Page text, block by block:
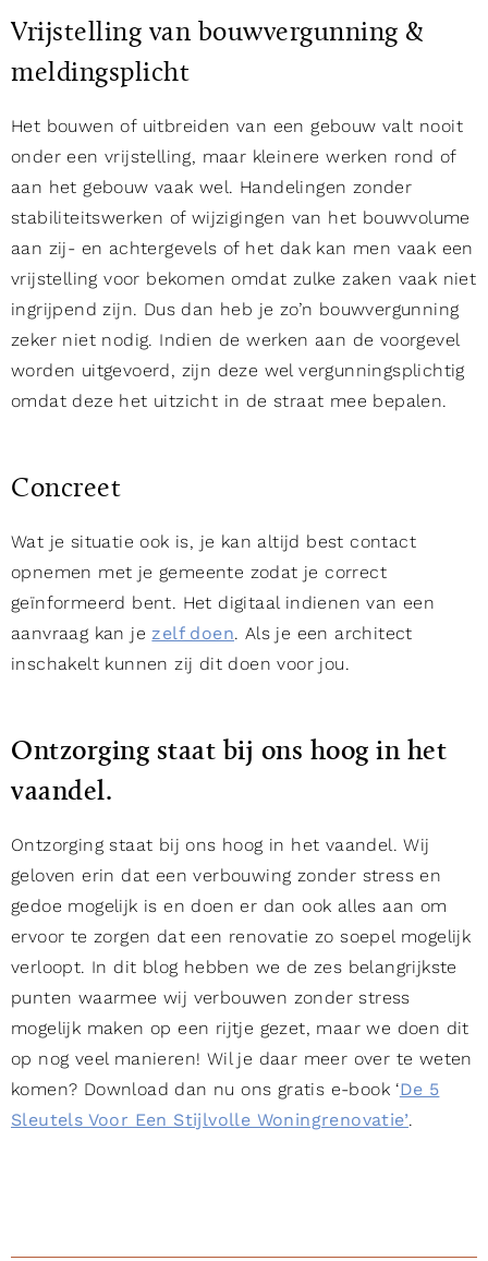
Vrijstelling van bouwvergunning &
meldingsplicht
Het bouwen of uitbreiden van een gebouw valt nooit
onder een vrijstelling, maar kleinere werken rond of
aan het gebouw vaak wel. Handelingen zonder
stabiliteitswerken of wijzigingen van het bouwvolume
aan zij- en achtergevels of het dak kan men vaak een
vrijstelling voor bekomen omdat zulke zaken vaak niet
ingrijpend zijn. Dus dan heb je zo’n bouwvergunning
zeker niet nodig. Indien de werken aan de voorgevel
worden uitgevoerd, zijn deze wel vergunningsplichtig
omdat deze het uitzicht in de straat mee bepalen.
Concreet
Wat je situatie ook is, je kan altijd best contact
opnemen met je gemeente zodat je correct
geïnformeerd bent. Het digitaal indienen van een
aanvraag kan je zelf doen. Als je een architect
inschakelt kunnen zij dit doen voor jou.
Ontzorging staat bij ons hoog in het
vaandel.
Ontzorging staat bij ons hoog in het vaandel. Wij
geloven erin dat een verbouwing zonder stress en
gedoe mogelijk is en doen er dan ook alles aan om
ervoor te zorgen dat een renovatie zo soepel mogelijk
verloopt. In dit blog hebben we de zes belangrijkste
punten waarmee wij verbouwen zonder stress
mogelijk maken op een rijtje gezet, maar we doen dit
op nog veel manieren! Wil je daar meer over te weten
komen? Download dan nu ons gratis e-book ‘De 5
Sleutels Voor Een Stijlvolle Woningrenovatie’.